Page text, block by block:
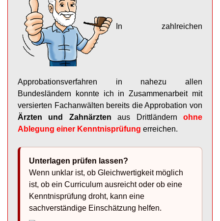
In zahlreichen
Approbationsverfahren in nahezu allen
Bundesländern konnte ich in Zusammenarbeit mit
versierten Fachanwälten bereits die Approbation von
Ärzten und Zahnärzten aus Drittländernohne
Ablegung einer Kenntnisprüfung erreichen.
Unterlagen prüfen lassen?
Wenn unklar ist, ob Gleichwertigkeit möglich
ist, ob ein Curriculum ausreicht oder ob eine
Kenntnisprüfung droht, kann eine
sachverständige Einschätzung helfen.